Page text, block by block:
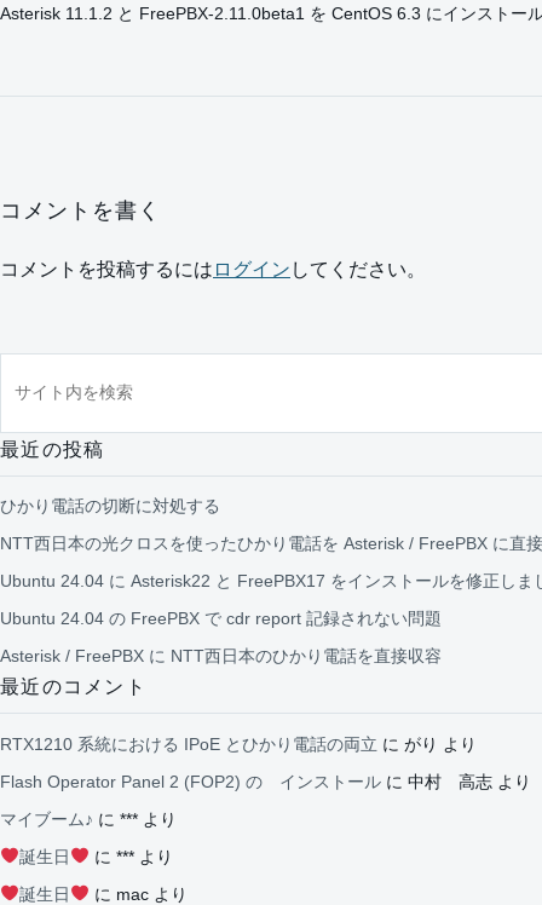
Asterisk 11.1.2 と FreePBX-2.11.0beta1 を CentOS 6.3 にインストー
コメントを書く
コメントを投稿するには ログイン してください。
最近の投稿
ひかり電話の切断に対処する
NTT西日本の光クロスを使ったひかり電話を Asterisk / FreePBX に直
Ubuntu 24.04 に Asterisk22 と FreePBX17 をインストールを修正しま
Ubuntu 24.04 の FreePBX で cdr report 記録されない問題
Asterisk / FreePBX に NTT西日本のひかり電話を直接収容
最近のコメント
RTX1210 系統における IPoE とひかり電話の両立 に がり より
Flash Operator Panel 2 (FOP2) の インストール に 中村 高志 より
マイブーム♪ に *** より
誕生日
に ***より
誕生日
に macより